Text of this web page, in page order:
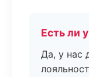
Есть ли
Да, у нас